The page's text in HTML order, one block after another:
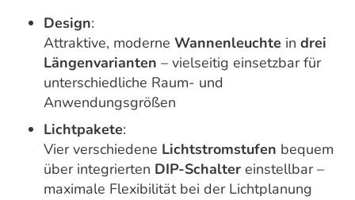
Design:
Attraktive, moderne Wannenleuchte in drei
Längenvarianten – vielseitig einsetzbar für
unterschiedliche Raum- und
Anwendungsgrößen
Lichtpakete:
Vier verschiedene Lichtstromstufen bequem
über integrierten DIP-Schalter einstellbar –
maximale Flexibilität bei der Lichtplanung